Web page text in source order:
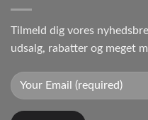
Tilmeld dig vores
udsalg, rabatter og meget